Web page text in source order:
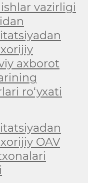
vazirligi
axborot
ro‘yxati
OAV